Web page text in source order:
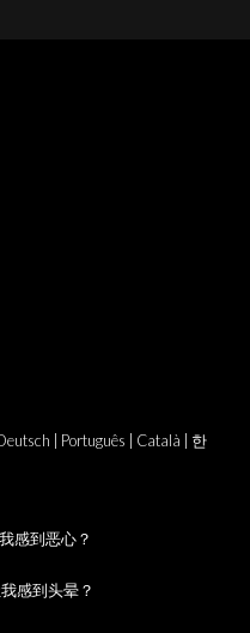
Português Català
한
感到恶心？
感到头晕？